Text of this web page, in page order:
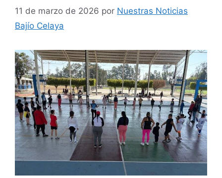
11 de marzo de 2026 por Nuestras Noticias
Bajío Celaya